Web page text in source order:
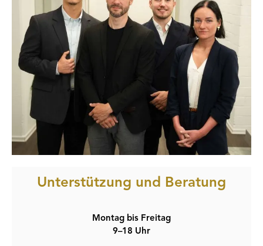
Unterstützung und Beratung
Montag bis Freitag
9–18 Uhr